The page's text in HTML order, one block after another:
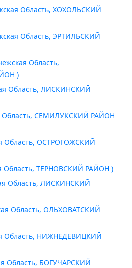
Область, ХОХОЛЬСКИЙ
Область, ЭРТИЛЬСКИЙ
Область,
)
Область, ЛИСКИНСКИЙ
Область, СЕМИЛУКСКИЙ РАЙОН
Область, ОСТРОГОЖСКИЙ
Область, ТЕРНОВСКИЙ РАЙОН )
Область, ЛИСКИНСКИЙ
Область, ОЛЬХОВАТСКИЙ
Область, НИЖНЕДЕВИЦКИЙ
Область, БОГУЧАРСКИЙ